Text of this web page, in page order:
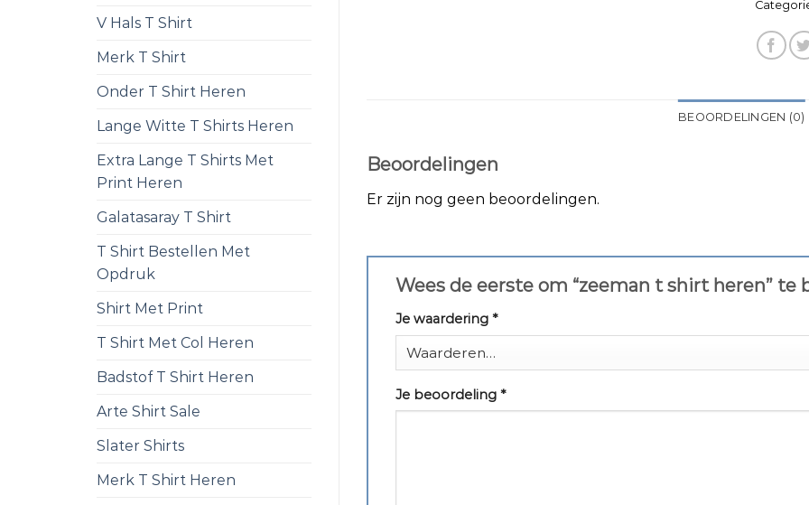
V Hals T Shirt
Merk T Shirt
Onder T Shirt Heren
Lange Witte T Shirts Heren
Extra Lange T Shirts Met
Print Heren
Galatasaray T Shirt
T Shirt Bestellen Met
Opdruk
Shirt Met Print
T Shirt Met Col Heren
Badstof T Shirt Heren
Arte Shirt Sale
Slater Shirts
Merk T Shirt Heren
BEOORDELINGEN (0)
Beoordelingen
Er zijn nog geen beoordelingen.
Wees de eerste om “zeeman t shirt heren” te
Je waardering *
Je beoordeling *